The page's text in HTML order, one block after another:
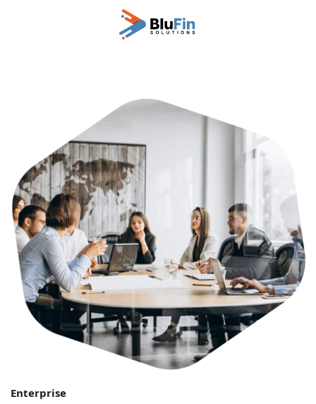
Passa al contenuto principale
Enterprise